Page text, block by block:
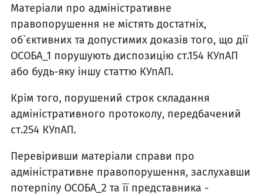
Матеріали про адміністративне
правопорушення не містять достатніх,
об`єктивних та допустимих доказів того, що дії
ОСОБА_1 порушують диспозицію ст.154 КУпАП
або будь-яку іншу статтю КУпАП.
Крім того, порушений строк складання
адміністративного протоколу, передбачений
ст.254 КУпАП.
Перевіривши матеріали справи про
адміністративне правопорушення, заслухавши
потерпілу ОСОБА_2 та її представника -